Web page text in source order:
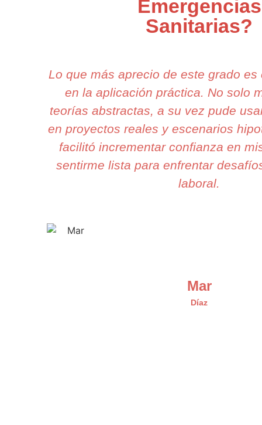
Emergencias
Sanitarias?
Lo que más aprecio de este grado es
en la aplicación práctica. No solo
teorías abstractas, a su vez pude
en proyectos reales y escenarios
facilitó incrementar confianza en
sentirme lista para enfrentar
laboral.
Mar
Díaz